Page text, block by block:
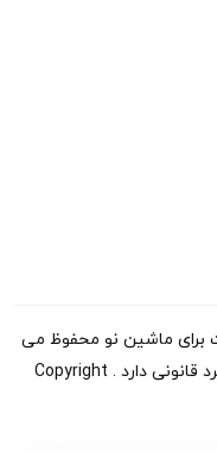
ماشین نو محفوظ می
باشد ، هر گونه کپی برداری از سایت پیگرد قانونی دارد . Copyright